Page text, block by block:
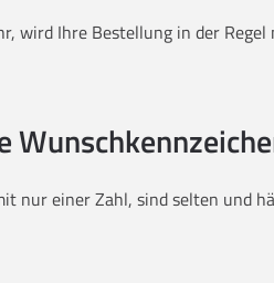
wird Ihre Bestellung in der
nur einer Zahl, sind selten und